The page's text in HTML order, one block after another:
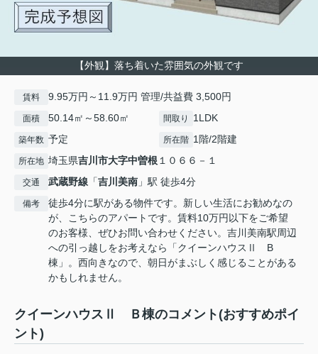
【外観】落ち着いた雰囲気の外観です
賃料 9.95万円～11.9万円 管理/共益費 3,500円
面積 50.14㎡～58.60㎡ 間取り 1LDK
築年数 予定 所在階 1階/2階建
所在地 埼玉県吉川市大字中曽根１０６６－１
交通 武蔵野線 「吉川美南 」駅 徒歩4分
備考
徒歩4分に駅がある物件です。新しい生活にお勧めなの
が、こちらのアパートです。賃料10万円以下をご希望
のお客様、ぜひお問い合わせください。吉川美南駅周辺
への引っ越しをお考えなら「クイーンハウスⅡ B
棟」。西向きなので、朝日がまぶしく感じることがある
かもしれません。
クイーンハウスⅡ Ｂ棟のコメント(おすすめポイ
ント)